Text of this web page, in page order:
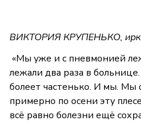
ВИКТОРИЯ КРУПЕНЬКО,
«Мы уже и с пневмонией
лежали два раза в
болеет частенько. И мы. Мы
примерно по осени эту
всё равно болезни ещё